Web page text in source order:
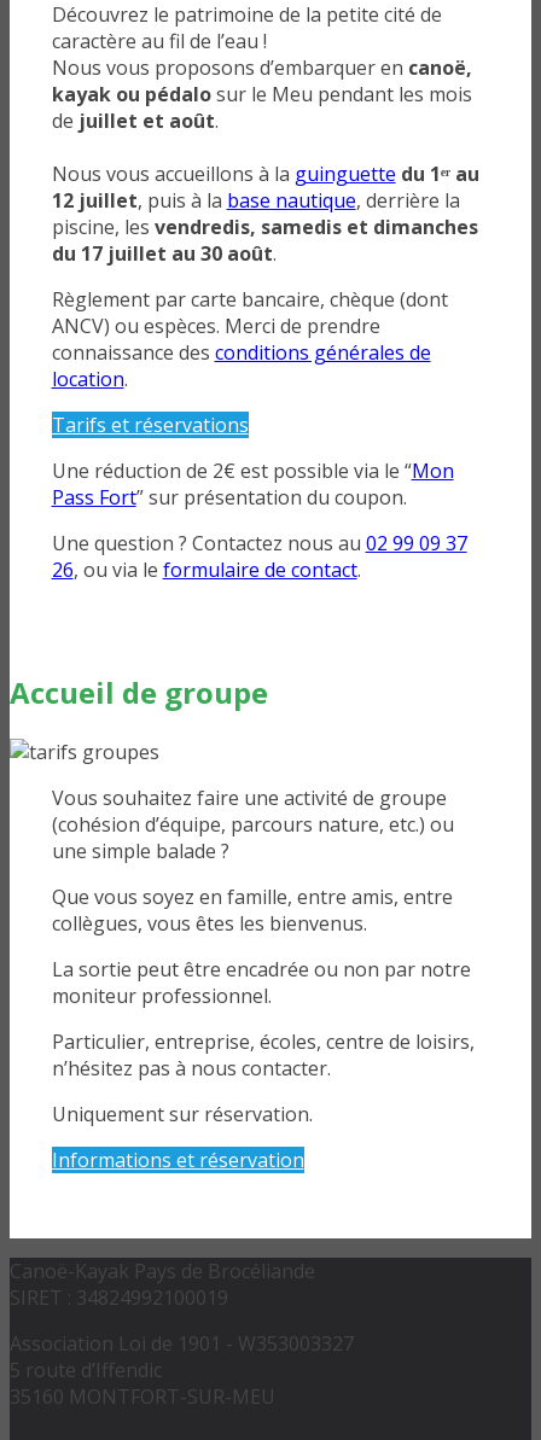
Découvrez le patrimoine de la petite cité de
caractère au fil de l’eau !
Nous vous proposons d’embarquer en canoë,
kayak ou pédalosur le Meu pendant les mois
de juillet et août.
Nous vous accueillons à la guinguette du 1ᵉʳ au
12 juillet, puis à la base nautique, derrière la
piscine, les vendredis, samedis et dimanches
du 17 juillet au 30 août.
Règlement par carte bancaire, chèque (dont
ANCV) ou espèces. Merci de prendre
connaissance des conditions générales de
location.
Tarifs et réservations
Une réduction de 2€ est possible via le “Mon
Pass Fort” sur présentation du coupon.
Une question ? Contactez nous au 02 99 09 37
26, ou via le formulaire de contact.
Accueil de groupe
Vous souhaitez faire une activité de groupe
(cohésion d’équipe, parcours nature, etc.) ou
une simple balade ?
Que vous soyez en famille, entre amis, entre
collègues, vous êtes les bienvenus.
La sortie peut être encadrée ou non par notre
moniteur professionnel.
Particulier, entreprise, écoles, centre de loisirs,
n’hésitez pas à nous contacter.
Uniquement sur réservation.
Informations et réservation
Canoë-Kayak Pays de Brocéliande
SIRET : 34824992100019
Association Loi de 1901 - W353003327
5 route d’Iffendic
35160 MONTFORT-SUR-MEU